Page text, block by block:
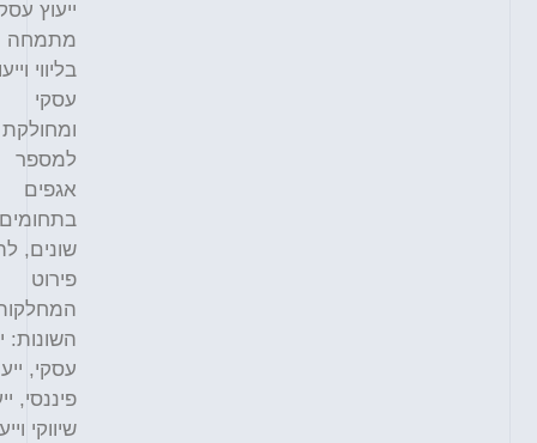
ייעוץ עסקי
מתמחה
בליווי וייעוץ
עסקי
ומחולקת
למספר
אגפים
בתחומים
שונים, להלן
פירוט
המחלקות
השונות: ייעוץ
עסקי, ייעוץ
פיננסי, ייעוץ
שיווקי וייעוץ